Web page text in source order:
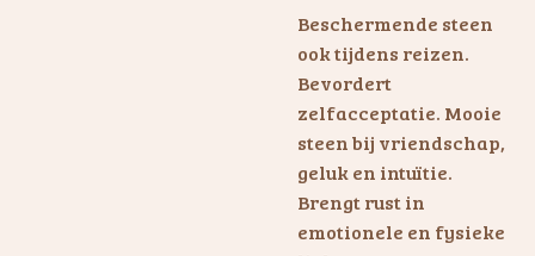
Beschermende steen
ook tijdens reizen.
Bevordert
zelfacceptatie. Mooie
steen bij vriendschap,
geluk en intuïtie.
Brengt rust in
emotionele en fysieke